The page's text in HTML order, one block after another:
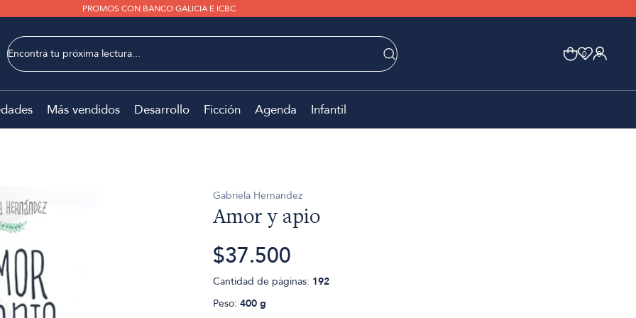
PROMOS CON BANCO GALICIA E ICBC
0 0
Más vendidos Desarrollo Ficción Agenda Infantil
Gabriela Hernandez
Amor y apio
$37.500
Cantidad de páginas: 192
Peso: 400 g